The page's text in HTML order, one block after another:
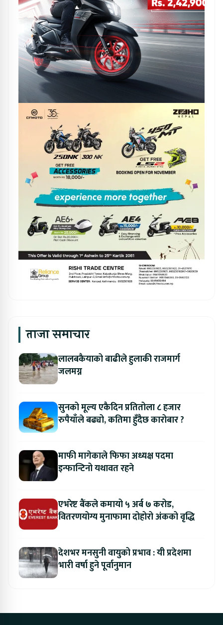
ताजा समाचार
लालबकैयाको बाढीले हुलाकी राजमार्ग
जलमग्न
सुनको मूल्य एकैदिन प्रतितोला ८ हजार
रुपैयाँले बढ्यो, कतिमा हुँदैछ कारोबार ?
माफी मागेकाले फिफा अध्यक्ष पदमा
इन्फान्टिनो यथावत रहने
एभरेष्ट बैंकले कमायो ५ अर्ब ७ करोड,
वितरणयोग्य मुनाफामा दोहोरो अंकको वृद्धि
देशभर मनसुनी वायुको प्रभाव : यी प्रदेशमा
भारी वर्षा हुने पूर्वानुमान